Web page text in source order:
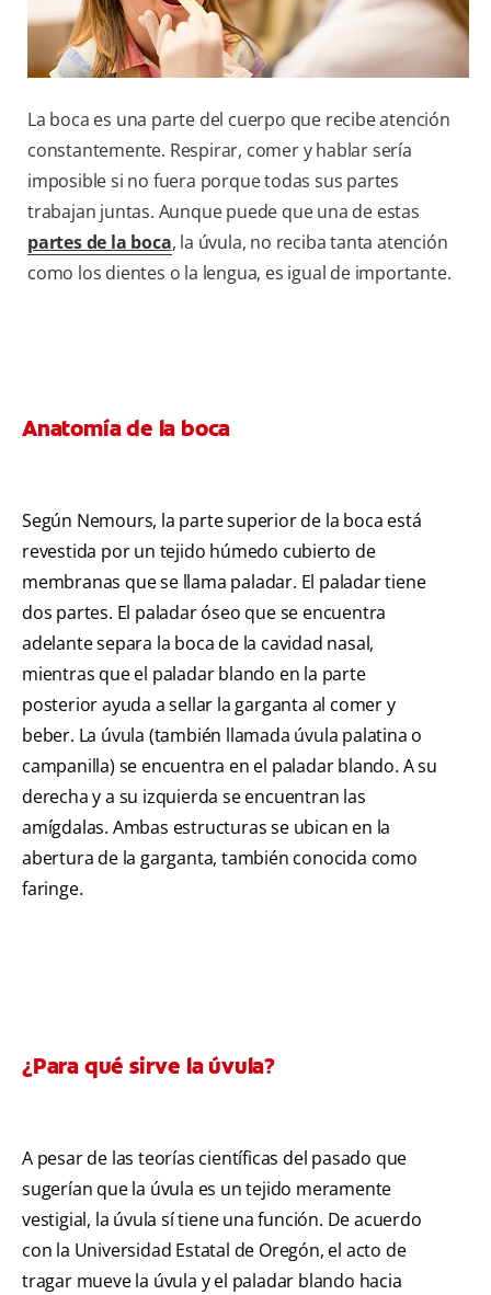
La boca es una parte del cuerpo que recibe atención
constantemente. Respirar, comer y hablar sería
imposible si no fuera porque todas sus partes
trabajan juntas. Aunque puede que una de estas
partes de la boca, la úvula, no reciba tanta atención
como los dientes o la lengua, es igual de importante.
Anatomía de la boca
Según Nemours, la parte superior de la boca está
revestida por un tejido húmedo cubierto de
membranas que se llama paladar. El paladar tiene
dos partes. El paladar óseo que se encuentra
adelante separa la boca de la cavidad nasal,
mientras que el paladar blando en la parte
posterior ayuda a sellar la garganta al comer y
beber. La úvula (también llamada úvula palatina o
campanilla) se encuentra en el paladar blando. A su
derecha y a su izquierda se encuentran las
amígdalas. Ambas estructuras se ubican en la
abertura de la garganta, también conocida como
faringe.
¿Para qué sirve la úvula?
A pesar de las teorías científicas del pasado que
sugerían que la úvula es un tejido meramente
vestigial, la úvula sí tiene una función. De acuerdo
con la Universidad Estatal de Oregón, el acto de
tragar mueve la úvula y el paladar blando hacia